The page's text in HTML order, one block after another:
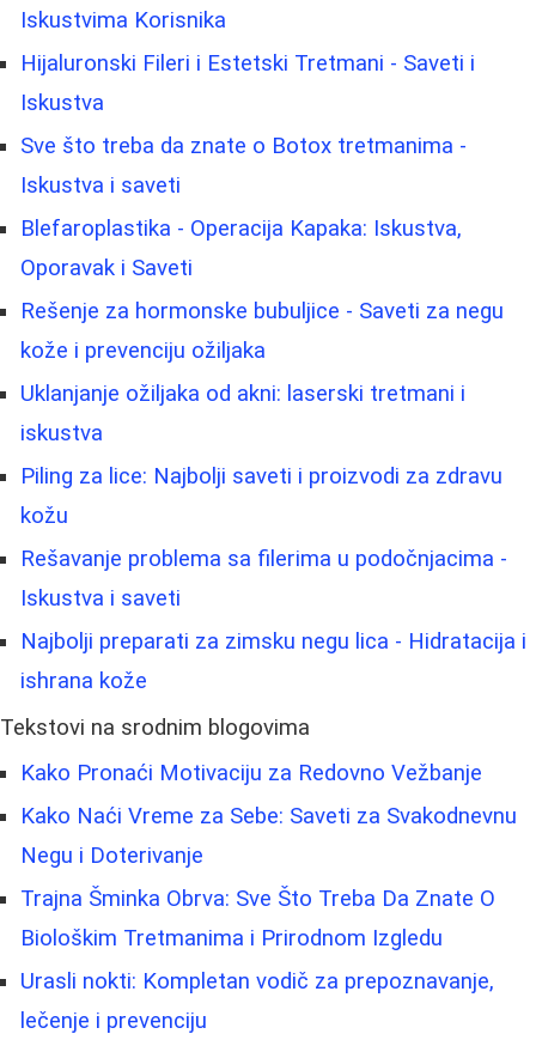
Iskustvima Korisnika
Hijaluronski Fileri i Estetski Tretmani - Saveti i
Iskustva
Sve što treba da znate o Botox tretmanima -
Iskustva i saveti
Blefaroplastika - Operacija Kapaka: Iskustva,
Oporavak i Saveti
Rešenje za hormonske bubuljice - Saveti za negu
kože i prevenciju ožiljaka
Uklanjanje ožiljaka od akni: laserski tretmani i
iskustva
Piling za lice: Najbolji saveti i proizvodi za zdravu
kožu
Rešavanje problema sa filerima u podočnjacima -
Iskustva i saveti
Najbolji preparati za zimsku negu lica - Hidratacija i
ishrana kože
Tekstovi na srodnim blogovima
Kako Pronaći Motivaciju za Redovno Vežbanje
Kako Naći Vreme za Sebe: Saveti za Svakodnevnu
Negu i Doterivanje
Trajna Šminka Obrva: Sve Što Treba Da Znate O
Biološkim Tretmanima i Prirodnom Izgledu
Urasli nokti: Kompletan vodič za prepoznavanje,
lečenje i prevenciju